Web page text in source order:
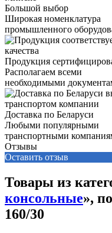
Большой выбор
Широкая номенклатура
промышленного
Продукция
Располагаем всеми
необходимыми
Доставка по Беларуси
Любыми популярными
транспортными
Отзывы
Оставить отзыв
Товары из
консольные»,
160/30